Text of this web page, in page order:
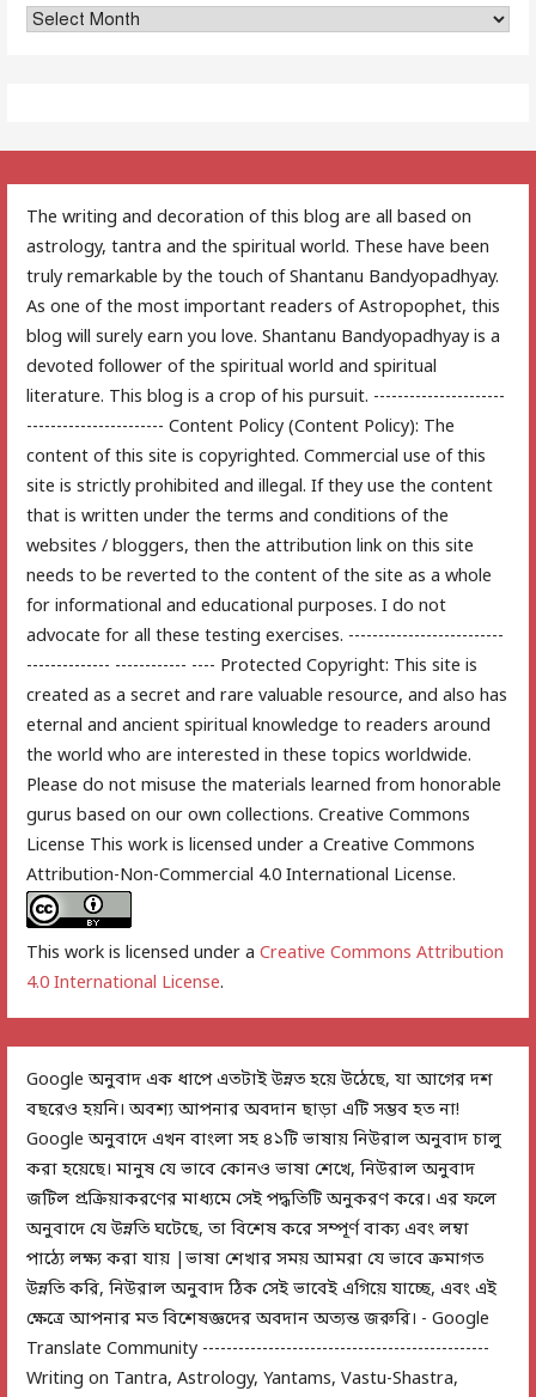
Archives
The writing and decoration of this blog are all based on
astrology, tantra and the spiritual world. These have been
truly remarkable by the touch of Shantanu Bandyopadhyay.
As one of the most important readers of Astropophet, this
blog will surely earn you love. Shantanu Bandyopadhyay is a
devoted follower of the spiritual world and spiritual
literature. This blog is a crop of his pursuit. ----------------------
----------------------- Content Policy (Content Policy): The
content of this site is copyrighted. Commercial use of this
site is strictly prohibited and illegal. If they use the content
that is written under the terms and conditions of the
websites / bloggers, then the attribution link on this site
needs to be reverted to the content of the site as a whole
for informational and educational purposes. I do not
advocate for all these testing exercises. --------------------------
-------------- ------------ ---- Protected Copyright: This site is
created as a secret and rare valuable resource, and also has
eternal and ancient spiritual knowledge to readers around
the world who are interested in these topics worldwide.
Please do not misuse the materials learned from honorable
gurus based on our own collections. Creative Commons
License This work is licensed under a Creative Commons
Attribution-Non-Commercial 4.0 International License.
This work is licensed under aCreative Commons Attribution
4.0 International License.
Google অনুবাদ এক ধাপে এতটাই উন্নত হয়ে উঠেছে, যা আগের দশ
বছরেও হয়নি। অবশ্য আপনার অবদান ছাড়া এটি সম্ভব হত না!
Google অনুবাদে এখন বাংলা সহ ৪১টি ভাষায় নিউরাল অনুবাদ চালু
করা হয়েছে। মানুষ যে ভাবে কোনও ভাষা শেখে, নিউরাল অনুবাদ
জটিল প্রক্রিয়াকরণের মাধ্যমে সেই পদ্ধতিটি অনুকরণ করে। এর ফলে
অনুবাদে যে উন্নতি ঘটেছে, তা বিশেষ করে সম্পূর্ণ বাক্য এবং লম্বা
পাঠ্যে লক্ষ্য করা যায় |ভাষা শেখার সময় আমরা যে ভাবে ক্রমাগত
উন্নতি করি, নিউরাল অনুবাদ ঠিক সেই ভাবেই এগিয়ে যাচ্ছে, এবং এই
ক্ষেত্রে আপনার মত বিশেষজ্ঞদের অবদান অত্যন্ত জরুরি। - Google
Translate Community ------------------------------------------------
Writing on Tantra, Astrology, Yantams, Vastu-Shastra,